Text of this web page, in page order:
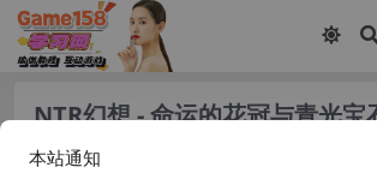
NTR幻想 - 命运的花冠与青光宝
险RPG+背德恶堕NTR+全CG】【
本站通知